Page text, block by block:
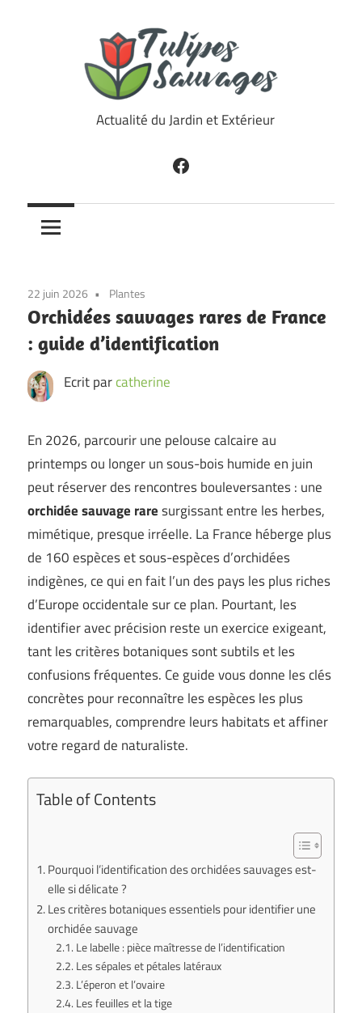
TulipesActualité du Jardin et Extérieur
Facebook
22 juin 2026 Plantes
Orchidées sauvages rares de France
: guide d’identification
Ecrit parcatherine
En 2026, parcourir une pelouse calcaire au
printemps ou longer un sous-bois humide en juin
peut réserver des rencontres bouleversantes : une
orchidée sauvage raresurgissant entre les herbes,
mimétique, presque irréelle. La France héberge plus
de 160 espèces et sous-espèces d’orchidées
indigènes, ce qui en fait l’un des pays les plus riches
d’Europe occidentale sur ce plan. Pourtant, les
identifier avec précision reste un exercice exigeant,
tant les critères botaniques sont subtils et les
confusions fréquentes. Ce guide vous donne les clés
concrètes pour reconnaître les espèces les plus
remarquables, comprendre leurs habitats et affiner
votre regard de naturaliste.
Table of Contents
Pourquoi l’identification des orchidées sauvages est-
elle si délicate ?
Les critères botaniques essentiels pour identifier une
orchidée sauvage
Le labelle : pièce maîtresse de l’identification
Les sépales et pétales latéraux
L’éperon et l’ovaire
Les feuilles et la tige